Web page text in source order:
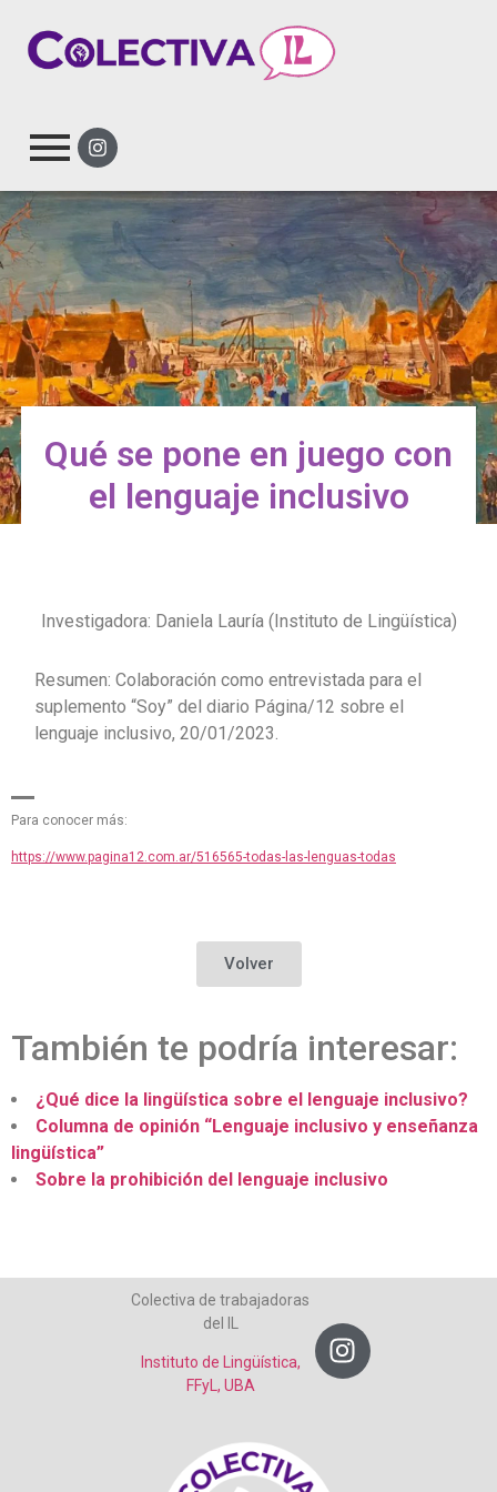
Qué se pone en juego con
el lenguaje inclusivo
Investigadora: Daniela Lauría (Instituto de Lingüística)
Resumen: Colaboración como entrevistada para el
suplemento “Soy” del diario Página/12 sobre el
lenguaje inclusivo, 20/01/2023.
Para conocer más:
https://www.pagina12.com.ar/516565-todas-las-lenguas-todas
Volver
También te podría interesar:
¿Qué dice la lingüística sobre el lenguaje inclusivo?
Columna de opinión “Lenguaje inclusivo y enseñanza
lingüística”
Sobre la prohibición del lenguaje inclusivo
Colectiva de trabajadoras
del IL
Instituto de Lingüística,
FFyL, UBA